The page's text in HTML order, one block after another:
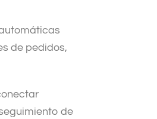
de pedidos,
de